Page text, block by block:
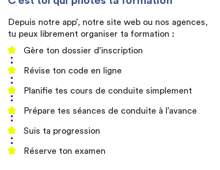
Depuis notre app’, notre site web ou nos agences,
tu peux librement organiser ta formation :
Gère ton dossier d’inscription
Révise ton code en ligne
Planifie tes cours de conduite simplement
Prépare tes séances de conduite à l’avance
Suis ta progression
Réserve ton examen